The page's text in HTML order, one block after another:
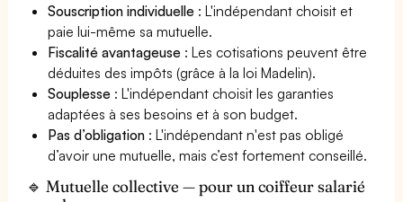
Souscription individuelle : L'indépendant choisit et
paie lui-même sa mutuelle.
Fiscalité avantageuse : Les cotisations peuvent être
déduites des impôts (grâce à la loi Madelin).
Souplesse : L'indépendant choisit les garanties
adaptées à ses besoins et à son budget.
Pas d’obligation : L'indépendant n'est pas obligé
d’avoir une mutuelle, mais c’est fortement conseillé.
🔹 Mutuelle collective — pour un coiffeur salarié